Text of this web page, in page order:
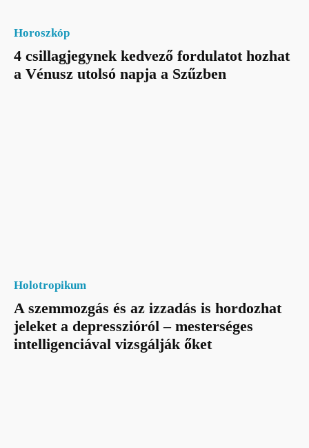
Horoszkóp
4 csillagjegynek kedvező fordulatot hozhat
a Vénusz utolsó napja a Szűzben
Holotropikum
A szemmozgás és az izzadás is hordozhat
jeleket a depresszióról – mesterséges
intelligenciával vizsgálják őket